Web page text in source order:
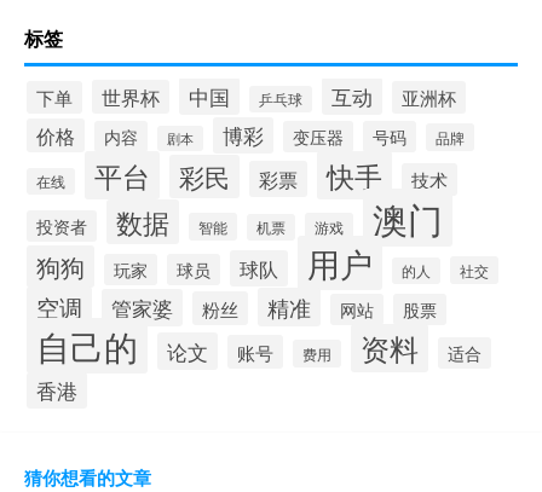
标签
下单 世界杯 中国 乒乓球 互动 亚洲杯
价格 内容 剧本 博彩 变压器 号码 品牌
在线 平台 彩民 彩票 快手 技术
投资者 数据 智能 机票 游戏 澳门
狗狗 玩家 球员 球队 用户 的人 社交
空调 管家婆 粉丝 精准 网站 股票
自己的 论文 账号 费用 资料 适合
香港
猜你想看的文章